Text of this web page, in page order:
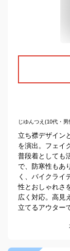
じゆんつえ(10代・男
立ち襟デザイン
を演出。フェイ
普段着としても
で、防寒性もあ
く、バイクライ
性とおしゃれさ
広く対応。高見
立てるアウター